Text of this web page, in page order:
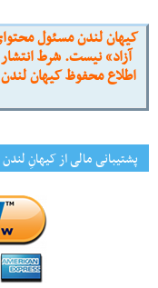
کیهان لندن مسئول
آزاد» نیست. شرط
اطلاع محفوظ کیهان
پشتیبانی مالی از کیهانِ لندن